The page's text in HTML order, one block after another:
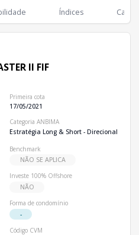
RL R$ 10,35 mi
Índices
II FIF
Primeira cota
17/05/2021
Categoria ANBIMA
Estratégia Long & Short - Direcional
Benchmark
NÃO SE APLICA
Investe 100% Offshore
NÃO
Forma de condomínio
-
Código CVM